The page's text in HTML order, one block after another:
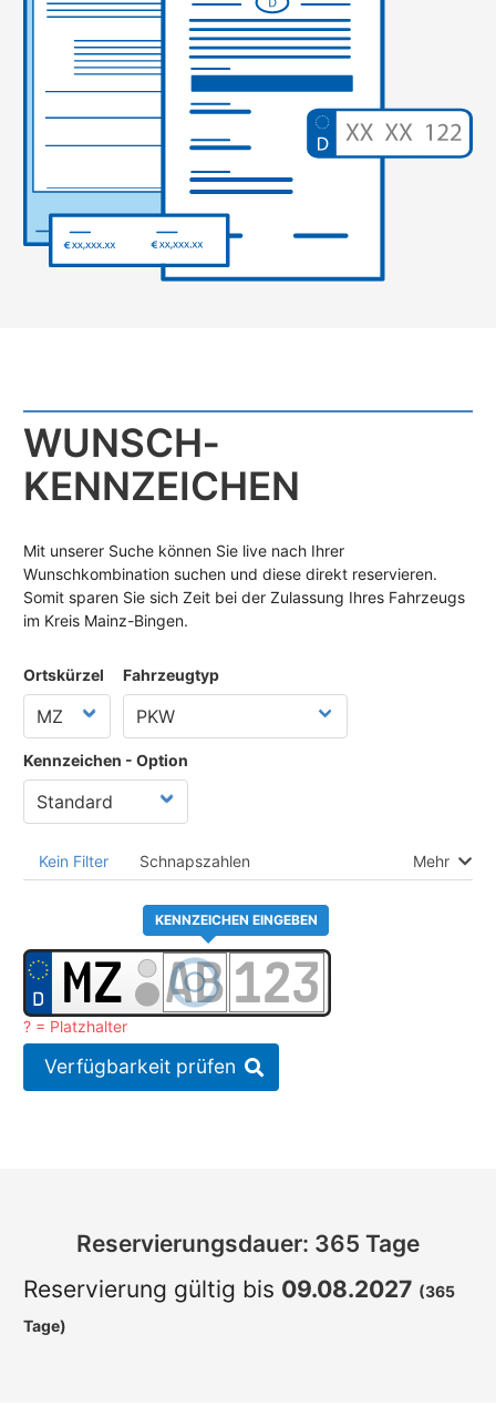
WUNSCH­
KENNZEICHEN
Mit unserer Suche können Sie live nach Ihrer
Wunschkombination suchen und diese direkt reservieren.
Somit sparen Sie sich Zeit bei der Zulassung Ihres Fahrzeugs
im Kreis Mainz-Bingen.
Ortskürzel Fahrzeugtyp
Kennzeichen - Option
Kein Filter Schnapszahlen Mehr
KENNZEICHEN EINGEBEN
? = Platzhalter
Verfügbarkeit prüfen
Reservierungsdauer: 365 Tage
Reservierung gültig bis 09.08.2027 (365
Tage)